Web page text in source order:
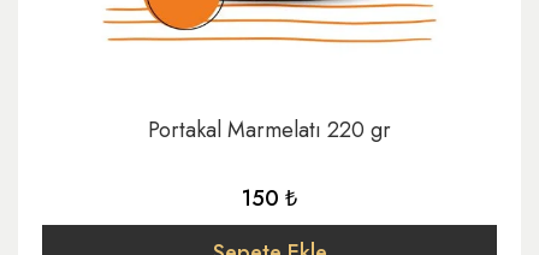
Portakal Marmelatı 220 gr
150 ₺